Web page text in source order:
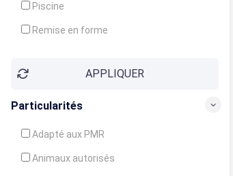
Piscine
Remise en forme
Soins du corpsAPPLIQUER
Particularités
Adapté aux PMR
Animaux autorisés